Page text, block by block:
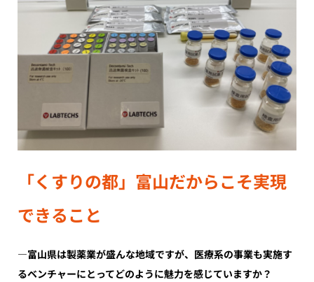
「くすりの都」富山だからこそ実現
できること
―富山県は製薬業が盛んな地域ですが、医療系の事業も実施す
るベンチャーにとってどのように魅力を感じていますか？